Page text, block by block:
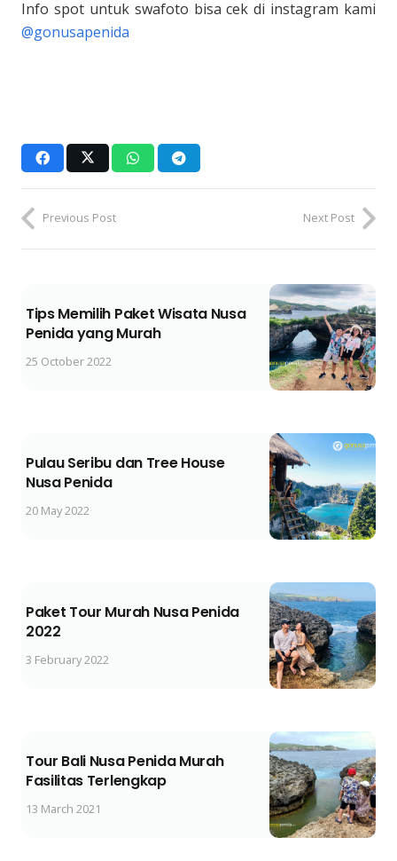
Info spot untuk swafoto bisa cek di instagram kami
@gonusapenida
Previous Post Next Post
Tips Memilih Paket Wisata Nusa
Penida yang Murah
25 October 2022
Pulau Seribu dan Tree House
Nusa Penida
20 May 2022
Paket Tour Murah Nusa Penida
2022
3 February 2022
Tour Bali Nusa Penida Murah
Fasilitas Terlengkap
13 March 2021